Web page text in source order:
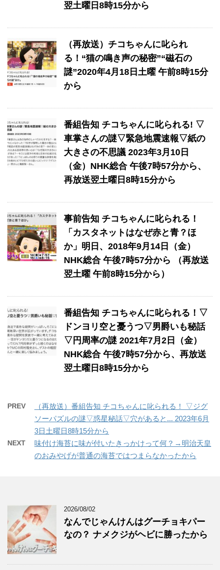
翌土曜日8時15分から
（再放送）チコちゃんに叱られ
る！“猫の鳴き声の秘密”“磁石の
謎”2020年4月18日土曜 午前8時15分
から
番組告知 チコちゃんに叱られる! ▽
車掌さんの謎▽緊急地震速報▽紙の
大きさの不思議 2023年3月10日
（金）NHK総合 午後7時57分から、
再放送翌土曜日8時15分から
事前告知 チコちゃんに叱られる！
「カスタネットはなぜ赤と青？ほ
か」明日、2018年9月14日（金）
NHK総合 午後7時57分から （再放送
翌土曜 午前8時15分から）
番組告知 チコちゃんに叱られる！▽
ドンヨリ空と憂うつ▽男爵いも秘話
▽円周率の謎 2021年7月2日（金）
NHK総合 午後7時57分から、再放送
翌土曜日8時15分から
PREV
（再放送）番組告知 チコちゃんに叱られる！ ▽ジグ
ソーパズルの謎▽惑星秘話▽穴があると... 2023年6月
3日土曜日8時15分から
NEXT
味付け海苔に味が付いたきっかけって何？→明治天皇
のおみやげが普通の海苔ではつまらなかったから
2026/08/02
なんでじゃんけんはグーチョキパー
なの？ ナメクジがヘビに勝ったから